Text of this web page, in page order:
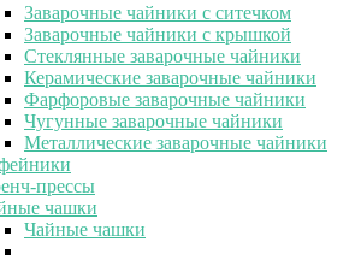
Заварочные чайники с ситечком
Заварочные чайники с крышкой
Стеклянные заварочные чайники
Керамические заварочные чайники
Фарфоровые заварочные чайники
Чугунные заварочные чайники
Металлические заварочные чайники
прессы
чашки
Чайные чашки